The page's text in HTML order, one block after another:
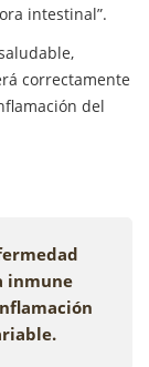
intestinal”.
correctamente
del
inmune